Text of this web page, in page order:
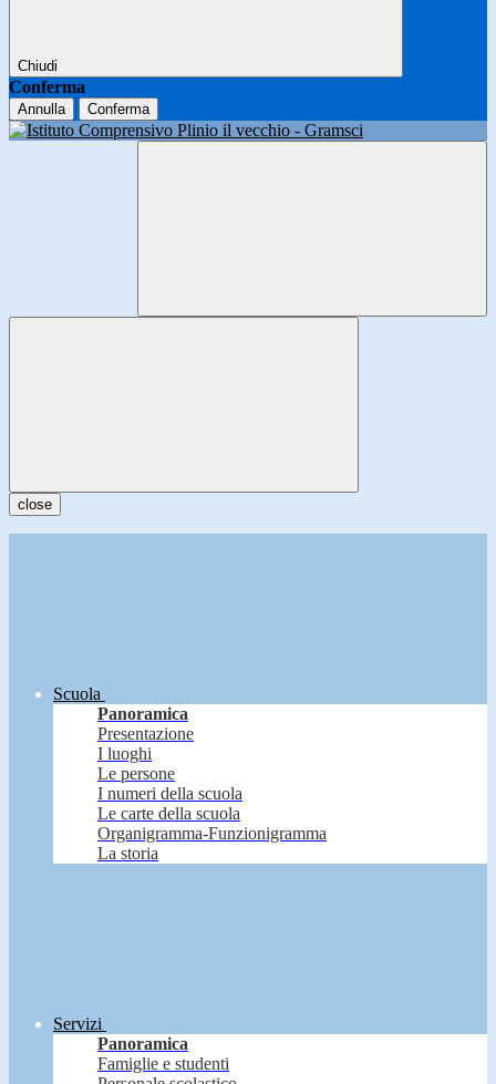
Chiudi
Conferma
Annulla Conferma
close
Scuola
Panoramica
Presentazione
I luoghi
Le persone
I numeri della scuola
Le carte della scuola
Organigramma-Funzionigramma
La storia
Servizi
Panoramica
Famiglie e studenti